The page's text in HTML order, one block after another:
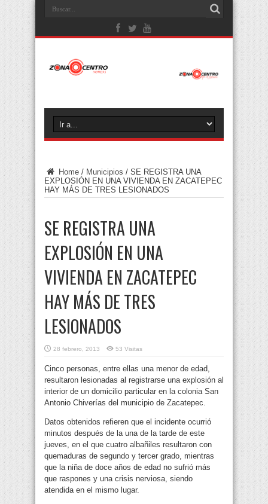
Home / Municipios / SE REGISTRA UNA
EXPLOSIÓN EN UNA VIVIENDA EN ZACATEPEC
HAY MÁS DE TRES LESIONADOS
SE REGISTRA UNA
EXPLOSIÓN EN UNA
VIVIENDA EN ZACATEPEC
HAY MÁS DE TRES
LESIONADOS
28 febrero, 2013 53 Visitas
Cinco personas, entre ellas una menor de edad,
resultaron lesionadas al registrarse una explosión al
interior de un domicilio particular en la colonia San
Antonio Chiverías del municipio de Zacatepec.
Datos obtenidos refieren que el incidente ocurrió
minutos después de la una de la tarde de este
jueves, en el que cuatro albañiles resultaron con
quemaduras de segundo y tercer grado, mientras
que la niña de doce años de edad no sufrió más
que raspones y una crisis nerviosa, siendo
atendida en el mismo lugar.